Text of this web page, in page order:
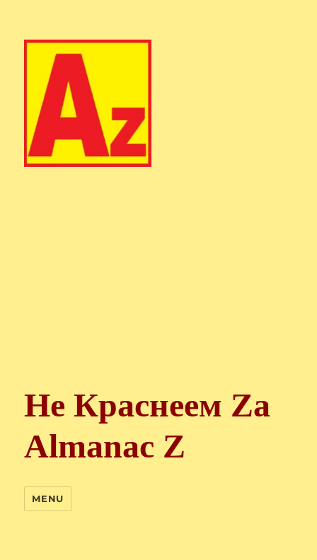
Не Краснеем Zа
Almanac Z
MENU